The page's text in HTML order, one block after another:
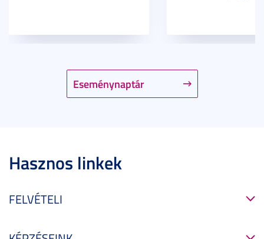
Eseménynaptár
Hasznos linkek
FELVÉTELI